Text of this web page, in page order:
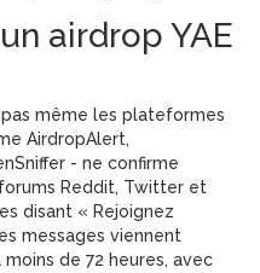
airdrop YAE
même les plateformes
AirdropAlert,
- ne confirme
forums Reddit, Twitter et
disant « Rejoignez
messages viennent
de 72 heures, avec